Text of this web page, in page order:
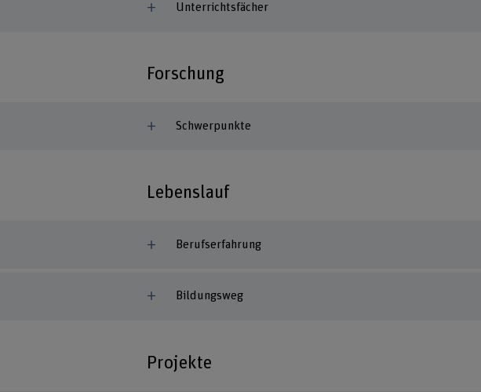
Unterrichtsfächer
Forschung
Schwerpunkte
Lebenslauf
Berufserfahrung
Bildungsweg
Projekte